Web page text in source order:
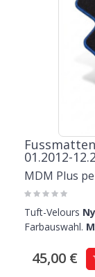
01.2012-
MDM Plus
Tuft-Velours
Farbauswahl.
45,00 €